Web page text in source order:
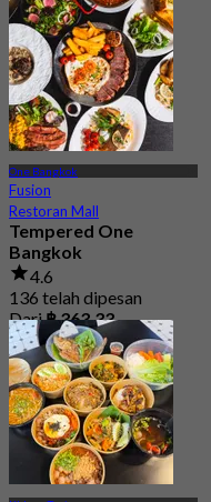
One Bangkok
Fusion
Restoran Mall
Tempered One
Bangkok
4.6
136 telah dipesan
Dari฿ 363.33